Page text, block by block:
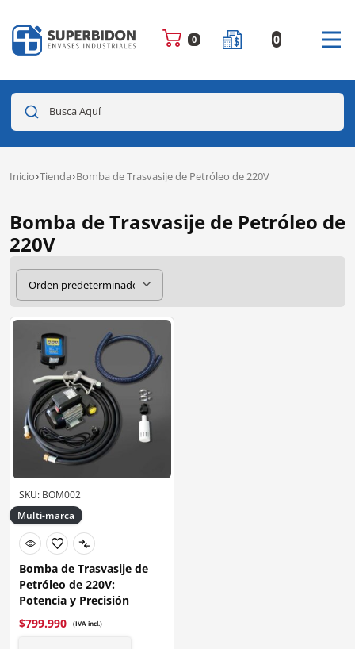
0 0
Busca Aquí
Inicio Tienda Bomba de Trasvasije de Petróleo de 220V
Bomba de Trasvasije de Petróleo de
220V
SKU: BOM002
Multi-marca
Bomba de Trasvasije de
Petróleo de 220V:
Potencia y Precisión
$799.990 (IVA incl.)